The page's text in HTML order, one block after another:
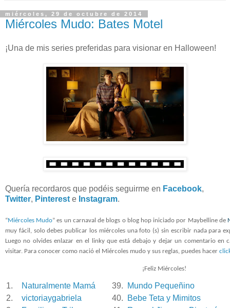
miércoles, 29 de octubre de 2014
Miércoles Mudo: Bates Motel
¡Una de mis series preferidas para visionar en Halloween!
Quería recordaros que podéis seguirme en Facebook,
Twitter, Pinterest e Instagram.
“Miércoles Mudo” es un carnaval de blogs o blog hop iniciado por Maybelline de
muy fácil, solo debes publicar los miércoles una foto (s) sin escribir nada para
Luego no olvides enlazar en el linky que está debajo y dejar un comentario en
visitar. Para conocer como nació el Miércoles mudo y sus reglas, puedes hacer
¡Feliz Miércoles!
1. Naturalmente Mamá 39.
Mundo Pequeñino
2.
victoriaygabriela 40.
Bebe Teta y Mimitos